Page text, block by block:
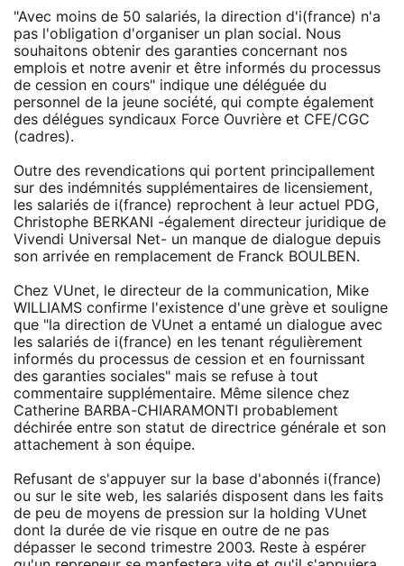
"Avec moins de 50 salariés, la direction d'i(france) n'a
pas l'obligation d'organiser un plan social. Nous
souhaitons obtenir des garanties concernant nos
emplois et notre avenir et être informés du processus
de cession en cours" indique une déléguée du
personnel de la jeune société, qui compte également
des délégues syndicaux Force Ouvrière et CFE/CGC
(cadres).
Outre des revendications qui portent principallement
sur des indémnités supplémentaires de licensiement,
les salariés de i(france) reprochent à leur actuel PDG,
Christophe BERKANI -également directeur juridique de
Vivendi Universal Net- un manque de dialogue depuis
son arrivée en remplacement de Franck BOULBEN.
Chez VUnet, le directeur de la communication, Mike
WILLIAMS confirme l'existence d'une grève et souligne
que "la direction de VUnet a entamé un dialogue avec
les salariés de i(france) en les tenant régulièrement
informés du processus de cession et en fournissant
des garanties sociales" mais se refuse à tout
commentaire supplémentaire. Même silence chez
Catherine BARBA-CHIARAMONTI probablement
déchirée entre son statut de directrice générale et son
attachement à son équipe.
Refusant de s'appuyer sur la base d'abonnés i(france)
ou sur le site web, les salariés disposent dans les faits
de peu de moyens de pression sur la holding VUnet
dont la durée de vie risque en outre de ne pas
dépasser le second trimestre 2003. Reste à espérer